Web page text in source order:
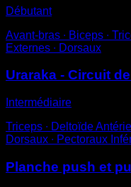
Débutant
Avant-bras ∙ Biceps ∙
Externes ∙ Dorsaux
Uraraka - Circuit
Intermédiaire
Triceps ∙ Deltoïde
Dorsaux ∙ Pectoraux
Planche push et